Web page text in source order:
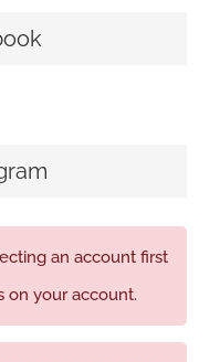
an account first
on your account.